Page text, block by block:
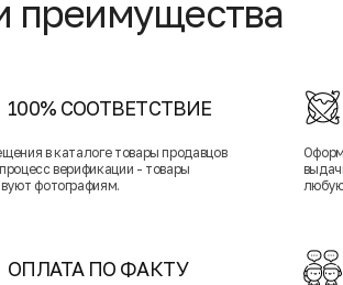
преимущества
100% СООТВЕТСТВИЕ
в каталоге товары продавцов
верификации - товары
фотографиям.
ОПЛАТА ПО ФАКТУ